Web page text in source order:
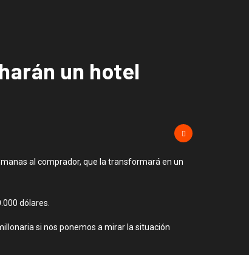
un hotel
al comprador, que la transformará en un
dólares.
si nos ponemos a mirar la situación